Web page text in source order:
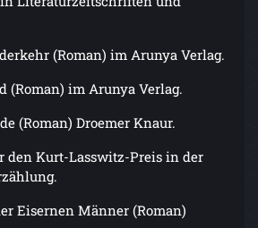
(Roman) im Arunya Verlag.
(Roman) im Arunya Verlag.
(Roman) Droemer Knaur.
den Kurt-Lasswitz-Preis in der
Eisernen Männer (Roman)